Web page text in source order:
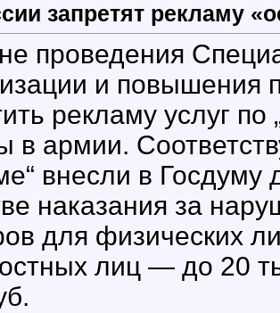
запретят рекламу
проведения
и повышения
рекламу услуг
в армии.
внесли в Госдуму
наказания за
для физических
лиц — до 20